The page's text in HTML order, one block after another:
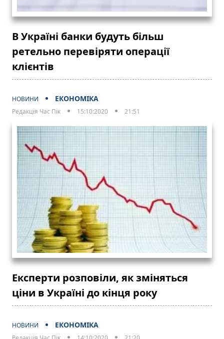
В Україні банки будуть більш
ретельно перевіряти операції
клієнтів
НОВИНИ ЕКОНОМІКА
Редакція Час Пік 15:10:2020 21:51
Експерти розповіли, як зміняться
ціни в Україні до кінця року
НОВИНИ ЕКОНОМІКА